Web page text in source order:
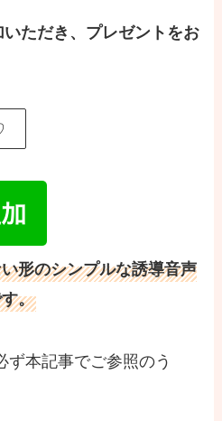
ただき、プレゼントをお
形のシンプルな誘導音声
。
本記事でご参照のう